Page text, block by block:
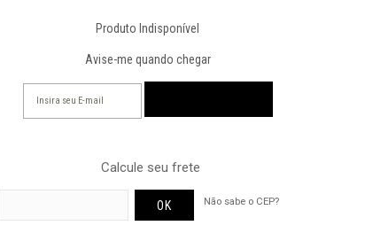
Produto Indisponível
Avise-me quando chegar
Calcule seu frete
Não sabe o CEP?